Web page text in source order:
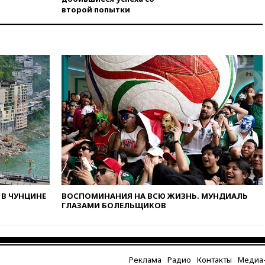
историка Артема Кирпиченка
вчера, 23:23«Спартак»
разгромил «Оренбург» в
Кубке России
вчера, 23:00Пост Дмитриева в
X о миграционном кризисе в
Сеуте набрал миллион
просмотров
вчера, 22:49Минпромторг:
банкротство «Кванта» не
означает прекращения
производства телевизоров в
вчера, 22:35
вчера, 22:22Минфин: в июле
выросли нефтегазовые
второй попытки
ЧУНЦИНЕ
ВОСПОМИНАНИЯ НА ВСЮ ЖИЗНЬ. МУНДИАЛЬ
ГЛАЗАМИ БОЛЕЛЬЩИКОВ
Реклама Радио Контакты